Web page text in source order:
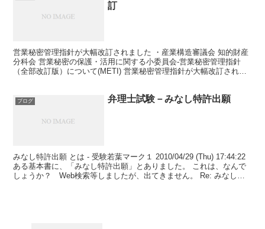
訂
営業秘密管理指針が大幅改訂されました ・産業構造審議会 知的財産
分科会 営業秘密の保護・活用に関する小委員会-営業秘密管理指針
（全部改訂版）について(METI) 営業秘密管理指針が大幅改訂されま
ブログ 弁理士試験－みなし特許出願
みなし特許出願 とは - 受験若葉マーク１ 2010/04/29 (Thu) 17:44:22
ある基本書に、「みなし特許出願」とありました。 これは、なんで
しょうか？ Web検索等しましたが、出てきません。 Re: みなし特